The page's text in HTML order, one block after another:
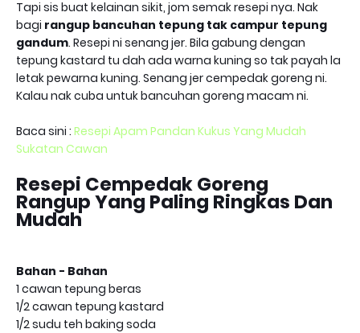
Tapi sis buat kelainan sikit, jom semak resepi nya. Nak
bagi rangup bancuhan tepung tak campur tepung
gandum. Resepi ni senang jer. Bila gabung dengan
tepung kastard tu dah ada warna kuning so tak payah la
letak pewarna kuning. Senang jer cempedak goreng ni.
Kalau nak cuba untuk bancuhan goreng macam ni.
Baca sini : Resepi Apam Pandan Kukus Yang Mudah
Sukatan Cawan
Resepi Cempedak Goreng
Rangup Yang Paling Ringkas Dan
Mudah
Bahan - Bahan
1 cawan tepung beras
1/2 cawan tepung kastard
1/2 sudu teh baking soda